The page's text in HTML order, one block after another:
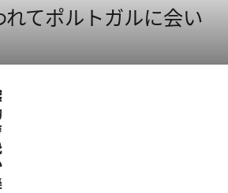
れてポルトガルに会い